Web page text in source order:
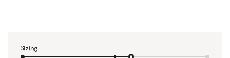
Sizing